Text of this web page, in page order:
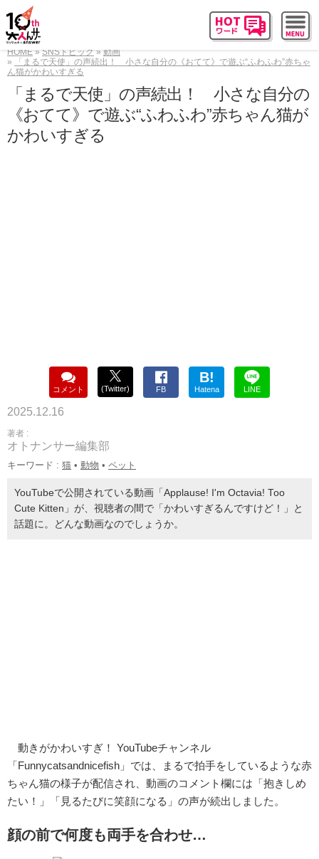
HOME SNSトピック
動画
「まるで天使」の声続出！ 小さな自分の《おてて》で遊ぶ“ふわふわ”赤ちゃ
ん猫がかわいすぎる
「まるで天使」の声続出！ 小さな自分の
《おてて》で遊ぶ“ふわふわ”赤ちゃん猫が
かわいすぎる
コメント (Twitter) FB
B!
Hatena LINE
2025.12.16
著者 :
オトナンサー編集部
キーワード : 猫 • 動物 • ペット
YouTubeで公開されている動画「Applause! I'm Octavia! Too
Cute Kitten」が、視聴者の間で「かわいすぎるんですけど！」と
話題に。どんな動画なのでしょうか。
動きがかわいすぎ！ YouTubeチャンネル
「Funnycatsandnicefish」では、まるで拍手をしているような赤
ちゃん猫の様子が配信され、動画のコメント欄には「抱きしめ
たい！」「見るたびに笑顔になる」の声が続出しました。
顔の前で何度も両手を合わせ…